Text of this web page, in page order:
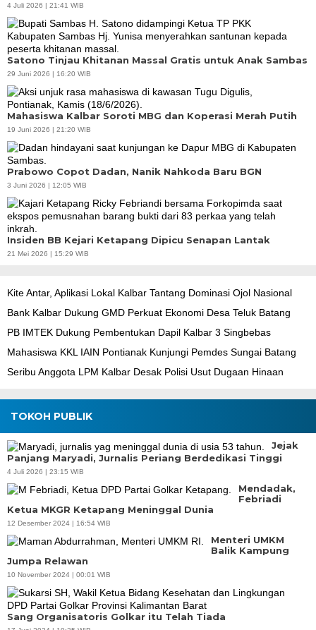
4 Juli 2026 | 21:41 WIB
Satono Tinjau Khitanan Massal Gratis untuk Anak Sambas
29 Juni 2026 | 16:20 WIB
Mahasiswa Kalbar Soroti MBG dan Koperasi Merah Putih
19 Juni 2026 | 21:20 WIB
Prabowo Copot Dadan, Nanik Nahkoda Baru BGN
3 Juni 2026 | 12:05 WIB
Insiden BB Kejari Ketapang Dipicu Senapan Lantak
21 Mei 2026 | 15:29 WIB
Kite Antar, Aplikasi Lokal Kalbar Tantang Dominasi Ojol Nasional
Bank Kalbar Dukung GMD Perkuat Ekonomi Desa Teluk Batang
PB IMTEK Dukung Pembentukan Dapil Kalbar 3 Singbebas
Mahasiswa KKL IAIN Pontianak Kunjungi Pemdes Sungai Batang
Seribu Anggota LPM Kalbar Desak Polisi Usut Dugaan Hinaan
TOKOH PUBLIK
Jejak
Panjang Maryadi, Jurnalis Periang Berdedikasi Tinggi
4 Juli 2026 | 23:15 WIB
Mendadak,
Febriadi
Ketua MKGR Ketapang Meninggal Dunia
12 Desember 2024 | 16:54 WIB
Menteri UMKM
Balik Kampung
Jumpa Relawan
10 November 2024 | 00:01 WIB
Sang Organisatoris Golkar itu Telah Tiada